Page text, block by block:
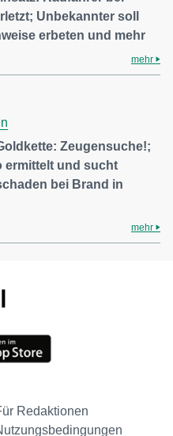
Unbekannter soll
erbeten und mehr
mehr
Zeugensuche!;
ermittelt und sucht
bei Brand in
mehr
Redaktionen